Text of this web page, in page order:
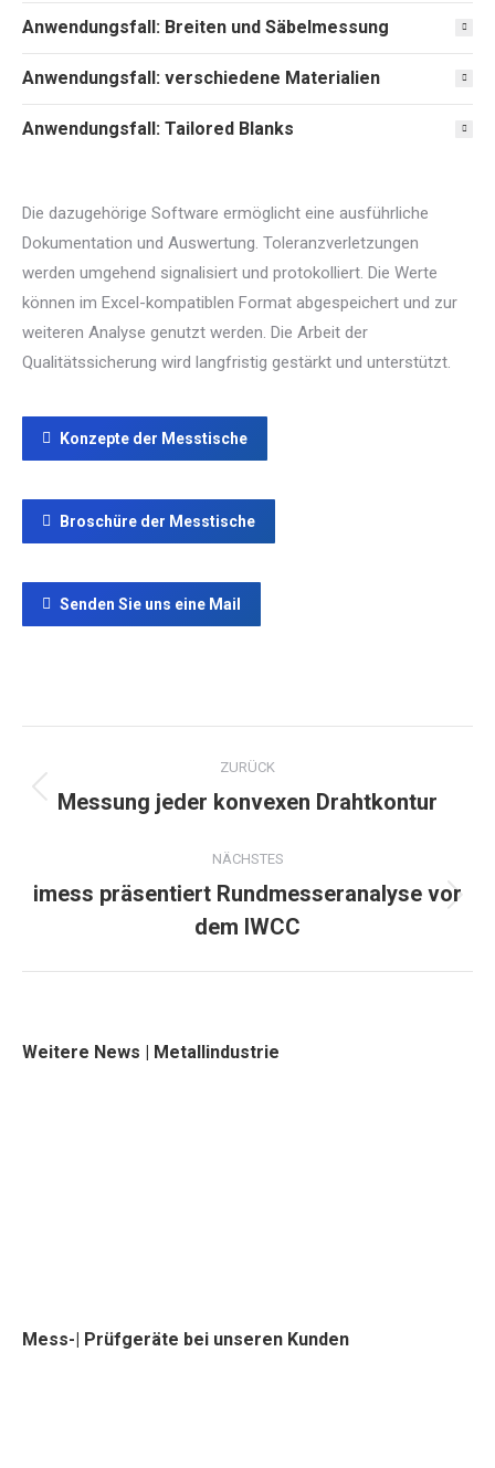
Anwendungsfall: Breiten und Säbelmessung
Anwendungsfall: verschiedene Materialien
Anwendungsfall: Tailored Blanks
Die dazugehörige Software ermöglicht eine ausführliche
Dokumentation und Auswertung. Toleranzverletzungen
werden umgehend signalisiert und protokolliert. Die Werte
können im Excel-kompatiblen Format abgespeichert und zur
weiteren Analyse genutzt werden. Die Arbeit der
Qualitätssicherung wird langfristig gestärkt und unterstützt.
Konzepte der Messtische
Broschüre der Messtische
Senden Sie uns eine Mail
navigation
ZURÜCK
Previous
Messung jeder konvexen Drahtkontur
NÄCHSTES
Next
project:
imess präsentiert Rundmesseranalyse vor
dem IWCC
Weitere News | Metallindustrie
Mess-| Prüfgeräte bei unseren Kunden